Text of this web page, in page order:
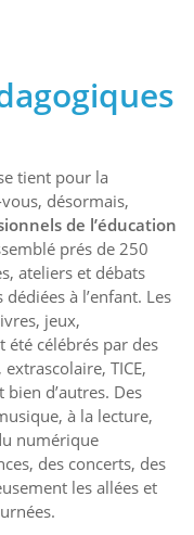
tient pour la
désormais,
de l’éducation
prés de 250
ateliers et débats
à l’enfant. Les
jeux,
célébrés par des
TICE,
d’autres. Des
à la lecture,
numérique
des concerts, des
les allées et